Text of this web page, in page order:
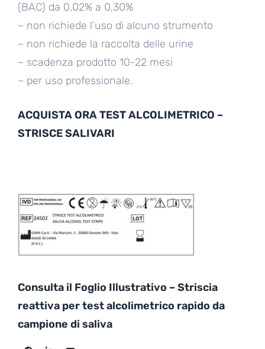
(BAC) da 0,02% a 0,30%
– non richiede l’uso di alcuno strumento
– non richiede la raccolta delle urine
– scadenza prodotto 10-22 mesi
– per uso professionale.
ACQUISTA ORA TEST ALCOLIMETRICO –
STRISCE SALIVARI
Consulta il Foglio Illustrativo – Striscia
reattiva per test alcolimetrico rapido da
campione di saliva